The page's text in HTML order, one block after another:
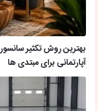
بهترین روش تکثیر
آپارتمانی برای مبتدی ها